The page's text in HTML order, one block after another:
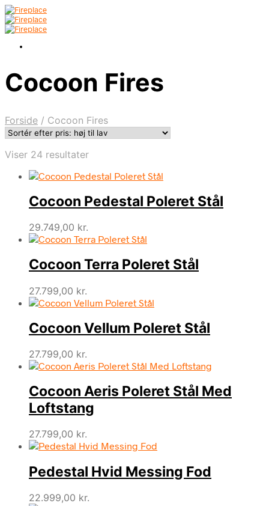
Cocoon Fires
Forside / Cocoon Fires
Viser 24 resultaterSorteret
pris:
til
Cocoon Pedestal Poleret Stål
29.749,00 kr.
Cocoon Terra Poleret Stål
27.799,00 kr.
Cocoon Vellum Poleret Stål
27.799,00 kr.
Cocoon Aeris Poleret Stål Med
Loftstang
27.799,00 kr.
Pedestal Hvid Messing Fod
22.999,00 kr.